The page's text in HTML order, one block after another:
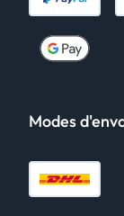
Modes